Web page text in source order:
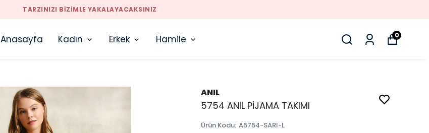
TARZINIZI BIZIMLE YAKALAYACAKSINIZ
Anasayfa Kadın Erkek Hamile 0
ANIL
5754 ANIL PİJAMA TAKIMI
Ürün Kodu: A5754-SARI-L